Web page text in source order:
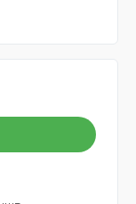
גגות בשפלה
גגות בתל